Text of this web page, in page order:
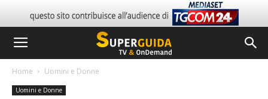
Home Uomini e Donne
Uomini e Donne